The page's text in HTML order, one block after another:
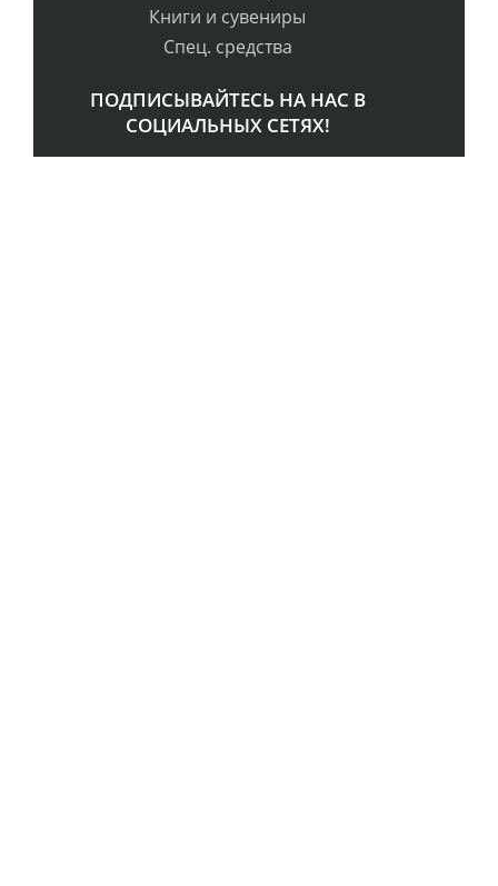
Книги и сувениры
Спец. средства
ПОДПИСЫВАЙТЕСЬ НА НАС В
СОЦИАЛЬНЫХ СЕТЯХ!